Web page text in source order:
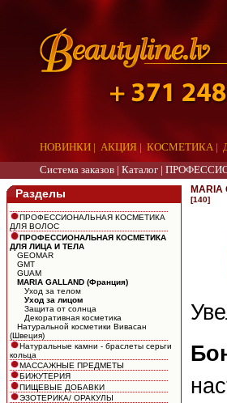
НОВИНКИ | АКЦИЯ | КОСМЕТИКА |
Система заказов | Каталог |
Разделы
ПРОФЕССИОНАЛЬНАЯ КОСМЕТИКА
ДЛЯ ВОЛОС
ПРОФЕССИОНАЛЬНАЯ КОСМЕТИКА
ДЛЯ ЛИЦА И ТЕЛА
GEOMAR
GMT
GUAM
MARIA GALLAND (Франция)
Уход за телом
Уход за лицом
Защита от солнца
Декоративная косметика
Натуральной косметики Вивасан
(Швеция)
Натуральные камни - браслеты серьги
кольца
МАССАЖНЫЕ ПРЕДМЕТЫ
БИЖУТЕРИЯ
ПИЩЕВЫЕ ДОБАВКИ
ЭЗОТЕРИКА/ ОРАКУЛЫ
MARIA
[140]